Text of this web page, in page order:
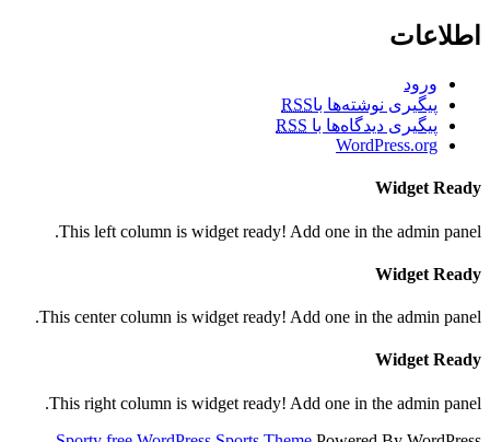
اطلاعات
ورود
پیگیری نوشته‌ها باRSS
پیگیری دیدگاه‌ها با RSS
WordPress.org
Widget Ready
This left column is widget ready! Add one in the admin panel.
Widget Ready
This center column is widget ready! Add one in the admin panel.
Widget Ready
This right column is widget ready! Add one in the admin panel.